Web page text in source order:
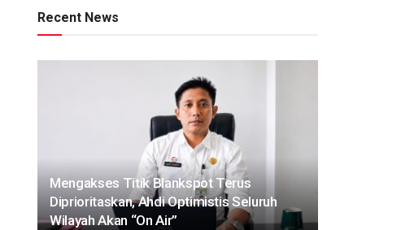
Recent News
Mengakses Titik Blankspot Terus
Diprioritaskan, Ahdi Optimistis Seluruh
Wilayah Akan “On Air”